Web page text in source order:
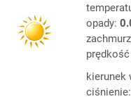
opady:
kierunek
ciśnienie: